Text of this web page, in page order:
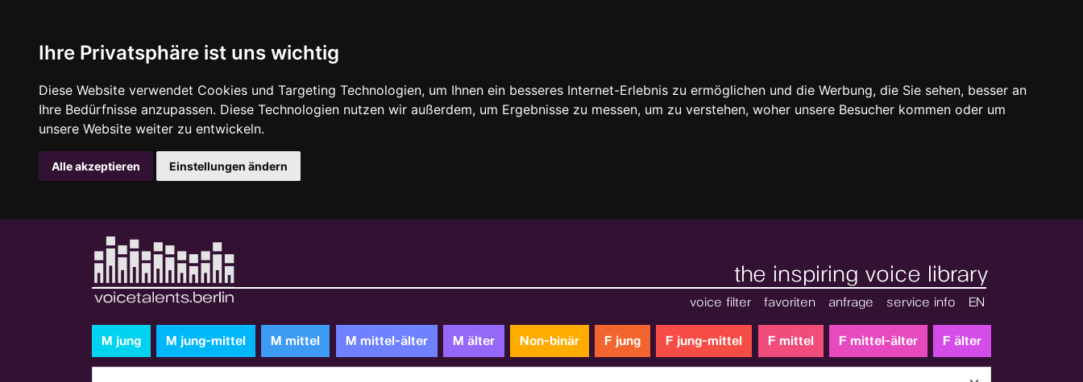
Ihre Privatsphäre ist uns wichtig
Diese Website verwendet Cookies und Targeting Technologien, um Ihnen ein besseres Internet-Erlebnis zu ermöglichen und die Werbung, die Sie sehen, besser an
Ihre Bedürfnisse anzupassen. Diese Technologien nutzen wir außerdem, um Ergebnisse zu messen, um zu verstehen, woher unsere Besucher kommen oder um
unsere Website weiter zu entwickeln.
Alle akzeptieren Einstellungen ändern
the inspiring voice library
voice filter favoriten anfrage service info EN
M jung M jung-mittel M mittel M mittel-älter M älter Non-binär F jung F jung-mittel F mittel F mittel-älter F älter